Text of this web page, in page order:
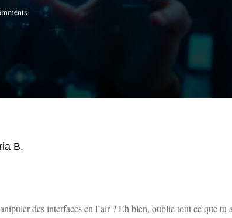
B.
des interfaces en l’air ? Eh bien, oublie tout ce que tu